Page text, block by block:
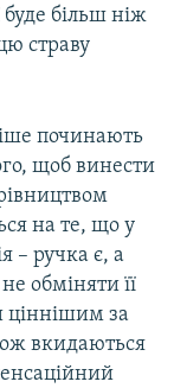
буде більш ніж
страву
починають
щоб винести
на те, що у
– ручка є, а
обміняти її
ціннішим за
вкидаються